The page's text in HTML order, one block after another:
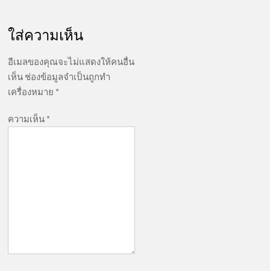
ใส่ความเห็น
อีเมลของคุณจะไม่แสดงให้คนอื่น
เห็น ช่องข้อมูลจำเป็นถูกทำ
เครื่องหมาย *
ความเห็น *